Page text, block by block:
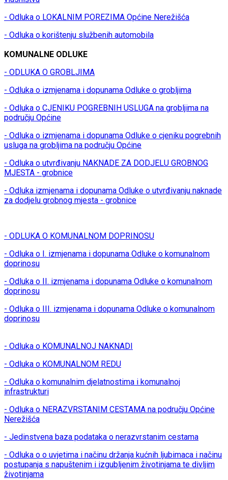
- Odluka o LOKALNIM POREZIMA Općine Nerežišća
- Odluka o korištenju službenih automobila
KOMUNALNE ODLUKE
- ODLUKA O GROBLJIMA
- Odluka o izmjenama i dopunama Odluke o grobljima
- Odluka o CJENIKU POGREBNIH USLUGA na grobljima na
području Općine
- Odluka o izmjenama i dopunama Odluke o cjeniku pogrebnih
usluga na grobljima na području Općine
- Odluka o utvrđivanju NAKNADE ZA DODJELU GROBNOG
MJESTA - grobnice
- Odluka izmjenama i dopunama Odluke o utvrđivanju naknade
za dodjelu grobnog mjesta - grobnice
- ODLUKA O KOMUNALNOM DOPRINOSU
- Odluka o I. izmjenama i dopunama Odluke o komunalnom
doprinosu
- Odluka o II. izmjenama i dopunama Odluke o komunalnom
doprinosu
- Odluka o III. izmjenama i dopunama Odluke o komunalnom
doprinosu
- Odluka o KOMUNALNOJ NAKNADI
- Odluka o KOMUNALNOM REDU
- Odluka o komunalnim djelatnostima i komunalnoj
infrastrukturi
- Odluka o NERAZVRSTANIM CESTAMA na području Općine
Nerežišća
- Jedinstvena baza podataka o nerazvrstanim cestama
- Odluka o o uvjetima i načinu držanja kućnih ljubimaca i načinu
postupanja s napuštenim i izgubljenim životinjama te divljim
životinjama